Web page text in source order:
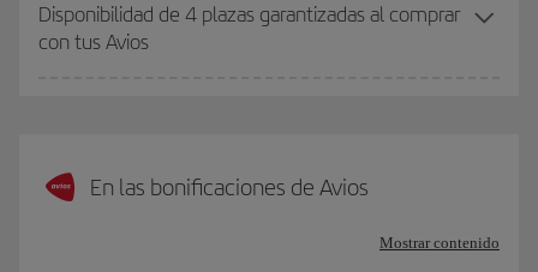
Disponibilidad de 4 plazas garantizadas al comprar
con tus Avios
En las bonificaciones de Avios
Mostrar contenido